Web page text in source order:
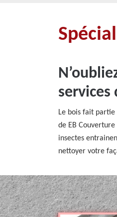
services
Le bois fait partie
de EB
insectes
nettoyer votre